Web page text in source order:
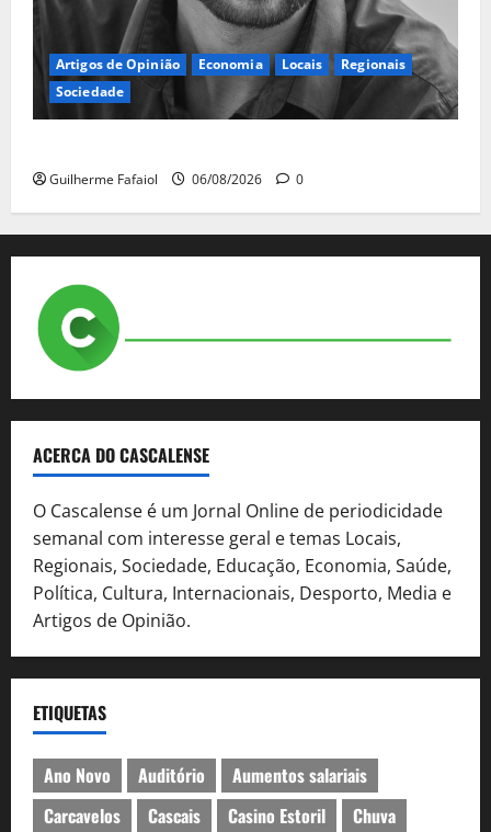
Artigos de Opinião Economia Locais
Regionais
Sociedade
Guilherme Fafaiol 06/08/2026 0
ACERCA DO CASCALENSE
O Cascalense é um Jornal Online de periodicidade
semanal com interesse geral e temas Locais,
Regionais, Sociedade, Educação, Economia, Saúde,
Política, Cultura, Internacionais, Desporto, Media e
Artigos de Opinião.
ETIQUETAS
Ano Novo Auditório
Aumentos salariais
Carcavelos
Cascais Casino Estoril
Chuva